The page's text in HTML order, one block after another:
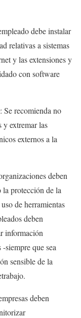
debe instalar
relativas a sistemas
y las extensiones y
con software
: Se recomienda no
y extremar las
externos a la
deben
la protección de la
de herramientas
deben
información
siempre que sea
sensible de la
deben